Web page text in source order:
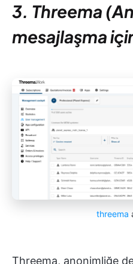
3. Threema
mesajlaşma
threema
Threema, anonimliğe